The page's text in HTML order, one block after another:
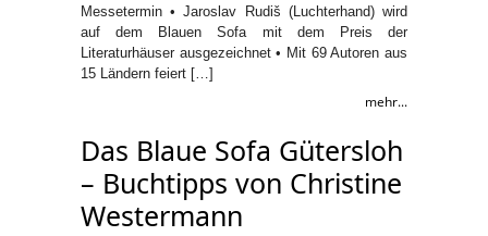
Messetermin • Jaroslav Rudiš (Luchterhand) wird
auf dem Blauen Sofa mit dem Preis der
Literaturhäuser ausgezeichnet • Mit 69 Autoren aus
15 Ländern feiert […]
mehr...
Das Blaue Sofa Gütersloh
– Buchtipps von Christine
Westermann